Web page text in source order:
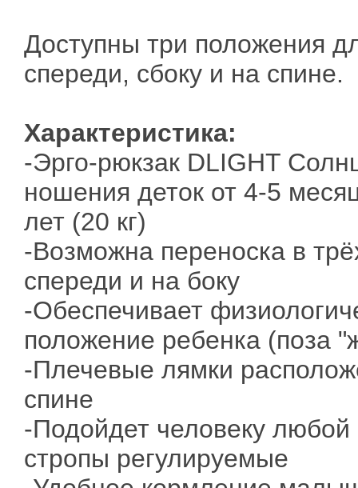
Доступны три положения
спереди, сбоку и на спине.
Характеристика:
-Эрго-рюкзак DLIGHT
ношения деток от 4-5
лет (20 кг)
-Возможна переноска в
спереди и на боку
-Обеспечивает
положение ребенка (поза
-Плечевые лямки
спине
-Подойдет человеку любой
стропы регулируемые